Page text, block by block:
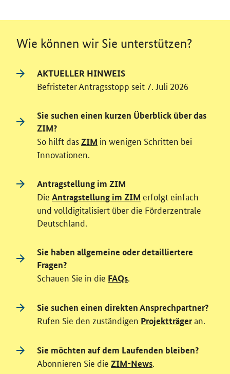
Wie können wir Sie unterstützen?
AKTUELLER HINWEIS
Befristeter Antragsstopp seit 7. Juli 2026
Sie suchen einen kurzen Überblick über das
ZIM?
So hilft dasZIM in wenigen Schritten bei
Innovationen.
Antragstellung im ZIM
Die Antragstellung im ZIM erfolgt einfach
und volldigitalisiert über die Förderzentrale
Deutschland.
Sie haben allgemeine oder detailliertere
Fragen?
Schauen Sie in die FAQs.
Sie suchen einen direkten Ansprechpartner?
Rufen Sie den zuständigen Projektträgeran.
Sie möchten auf dem Laufenden bleiben?
Abonnieren Sie die ZIM-News.